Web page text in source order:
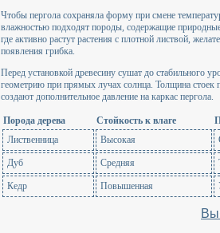
Чтобы пергола сохраняла форму при смене
влажностью подходят породы, содержащие
где активно растут растения с плотной листвой,
появления грибка.
Перед установкой древесину сушат до стабильного
геометрию при прямых лучах солнца. Толщина стоек
создают дополнительное давление на каркас пергола.
Порода дерева Стойкость к влаге
Лиственница
Высокая
Дуб Средняя
Кедр Повышенная